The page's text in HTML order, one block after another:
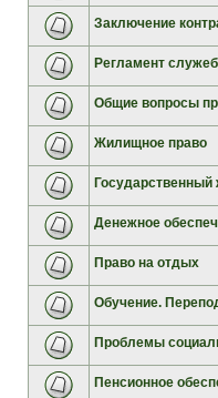
Заключение
Регламент
Общие вопросы
Жилищное право
Денежное
Право на отдых
Обучение.
Проблемы
Пенсионное